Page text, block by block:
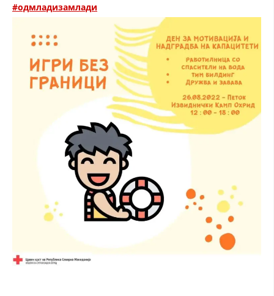
СТРУКТУРА И ОРГАНИЗАЦИОНА ПОСТАВЕНОСТ
ДИСЕМИНАЦИЈА
MЕЃУНАРОДНО ХУМАНИТАРНО ПРАВО
ПРОМОЦИЈА НА ХУМАНИ ВРЕДНОСТИ
УПОТРЕБА И ЗАШТИТА НА АМБЛЕМОТ
СОЦИЈАЛНО ХУМАНИТАРНА ДЕЈНОСТ
КАКО ДА ДОНИРАТЕ
ПОДГОТВЕНОСТ И ДЕЈСТВО ПРИ КАТАСТРОФИ
ТИМОВИ НА ООЦК ОХРИД
ПРОЕКТИ – ПОДГОТВЕНОСТ И ДЕЈСТВУВАЊЕ ПРИ КАТАСТРОФИ
ОДНОСИ СО ЈАВНОСТ
#одмладизамлади